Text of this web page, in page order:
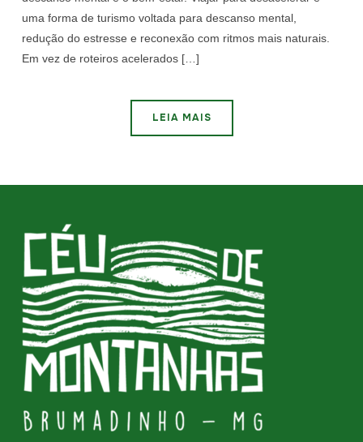
uma forma de turismo voltada para descanso mental,
redução do estresse e reconexão com ritmos mais naturais.
Em vez de roteiros acelerados […]
LEIA MAIS